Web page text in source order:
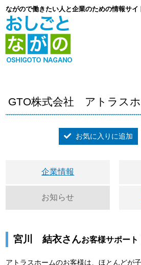
ながので働きたい人と企業のための情報サ
GTO株式会社 アトラス
お気に入りに追加
企業情報
お知らせ
宮川 結衣さんお客様サポート
アトラスホームのお客様は、ほとんどが